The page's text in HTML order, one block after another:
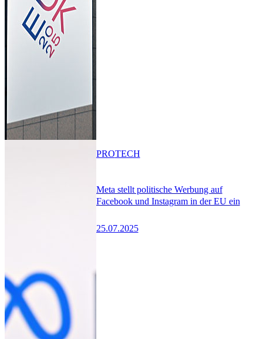
Meta stellt politische Werbung auf
Facebook und Instagram in der EU ein
25.07.2025
PROTECH